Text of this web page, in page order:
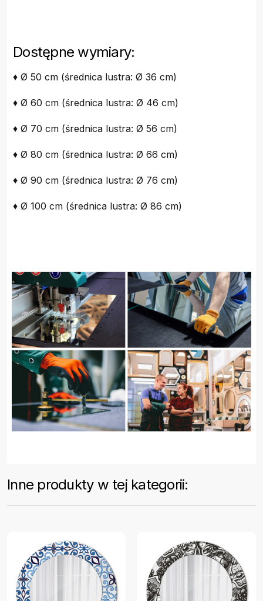
Dostępne wymiary:
♦ Ø 50 cm (średnica lustra: Ø 36 cm)
♦ Ø 60 cm (średnica lustra: Ø 46 cm)
♦ Ø 70 cm (średnica lustra: Ø 56 cm)
♦ Ø 80 cm (średnica lustra: Ø 66 cm)
♦ Ø 90 cm (średnica lustra: Ø 76 cm)
♦ Ø 100 cm (średnica lustra: Ø 86 cm)
Inne produkty w tej kategorii: